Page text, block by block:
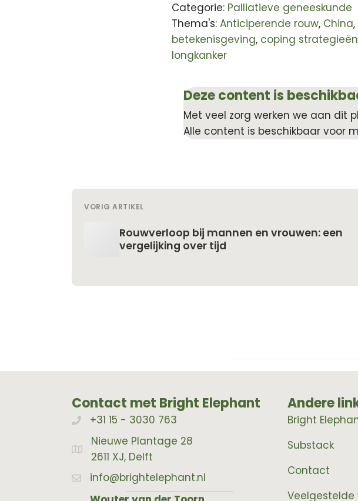
Categorie: Palliatieve geneeskunde
Thema's: Anticiperende rouw, China,
betekenisgeving, coping strategieën
longkanker
Deze content is
Met veel zorg werken we aan dit
Alle content is beschikbaar voor
VORIG ARTIKEL
Rouwverloop bij mannen en vrouwen: een
vergelijking over tijd
Contact met Bright Elephant
Bellen met Bright Elephant
+31 15 - 3030 763
Adres Bright Elephant
Nieuwe Plantage 28
2611 XJ, Delft
info@brightelephant.nl
Andere
Bright
Substack
Contact
Veelgestelde